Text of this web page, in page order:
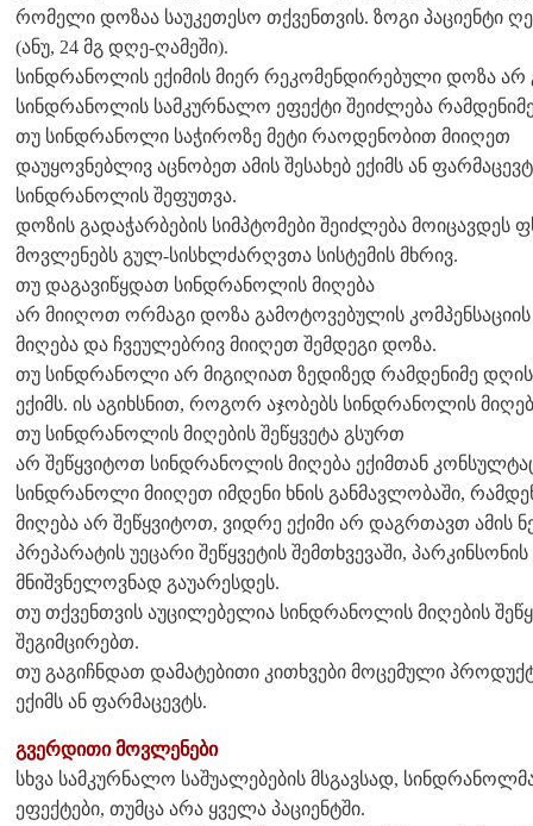
რომელი დოზაა საუკეთესო თქვენთვის. ზოგი პაციენტი
(ანუ, 24 მგ დღე-ღამეში).
სინდრანოლის ექიმის მიერ რეკომენდირებული დოზა
სინდრანოლის სამკურნალო ეფექტი შეიძლება
თუ სინდრანოლი საჭიროზე მეტი რაოდენობით მიიღეთ
დაუყოვნებლივ აცნობეთ ამის შესახებ ექიმს ან
სინდრანოლის შეფუთვა.
დოზის გადაჭარბების სიმპტომები შეიძლება მოიცავდეს
მოვლენებს გულ-სისხლძარღვთა სისტემის მხრივ.
თუ დაგავიწყდათ სინდრანოლის მიღება
არ მიიღოთ ორმაგი დოზა გამოტოვებულის
მიღება და ჩვეულებრივ მიიღეთ შემდეგი დოზა.
თუ სინდრანოლი არ მიგიღიათ ზედიზედ რამდენიმე
ექიმს. ის აგიხსნით, როგორ აჯობებს სინდრანოლის
თუ სინდრანოლის მიღების შეწყვეტა გსურთ
არ შეწყვიტოთ სინდრანოლის მიღება ექიმთან
სინდრანოლი მიიღეთ იმდენი ხნის განმავლობაში,
მიღება არ შეწყვიტოთ, ვიდრე ექიმი არ დაგრთავთ ამის
პრეპარატის უეცარი შეწყვეტის შემთხვევაში,
მნიშვნელოვნად გაუარესდეს.
თუ თქვენთვის აუცილებელია სინდრანოლის მიღების
შეგიმცირებთ.
თუ გაგიჩნდათ დამატებითი კითხვები მოცემული
ექიმს ან ფარმაცევტს.
გვერდითი მოვლენები
სხვა სამკურნალო საშუალებების მსგავსად,
ეფექტები, თუმცა არა ყველა პაციენტში.